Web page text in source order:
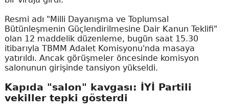
Resmi adı "Milli Dayanışma ve Toplumsal
Bütünleşmenin Güçlendirilmesine Dair Kanun Teklifi"
olan 12 maddelik düzenleme, bugün saat 15.30
itibarıyla TBMM Adalet Komisyonu'nda masaya
yatırıldı. Ancak görüşmeler öncesinde komisyon
salonunun girişinde tansiyon yükseldi.
Kapıda "salon" kavgası: İYİ Partili
vekiller tepki gösterdi